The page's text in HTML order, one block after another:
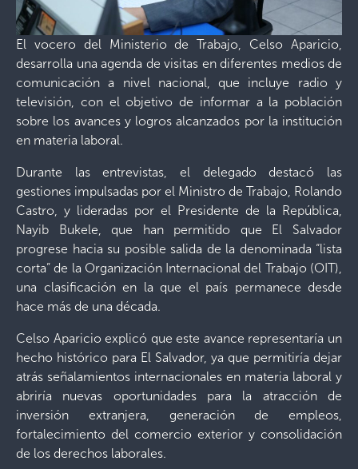
El vocero del Ministerio de Trabajo, Celso Aparicio,
desarrolla una agenda de visitas en diferentes medios de
comunicación a nivel nacional, que incluye radio y
televisión, con el objetivo de informar a la población
sobre los avances y logros alcanzados por la institución
en materia laboral.
Durante las entrevistas, el delegado destacó las
gestiones impulsadas por el Ministro de Trabajo, Rolando
Castro, y lideradas por el Presidente de la República,
Nayib Bukele, que han permitido que El Salvador
progrese hacia su posible salida de la denominada “lista
corta” de la Organización Internacional del Trabajo (OIT),
una clasificación en la que el país permanece desde
hace más de una década.
Celso Aparicio explicó que este avance representaría un
hecho histórico para El Salvador, ya que permitiría dejar
atrás señalamientos internacionales en materia laboral y
abriría nuevas oportunidades para la atracción de
inversión extranjera, generación de empleos,
fortalecimiento del comercio exterior y consolidación
de los derechos laborales.